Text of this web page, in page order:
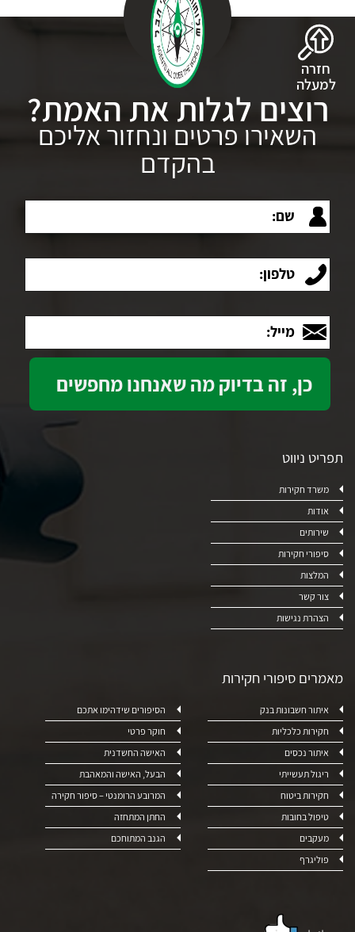
חזרה
למעלה
רוצים לגלות את האמת?
השאירו פרטים ונחזור אליכם
בהקדם
שם:
טלפון:
מייל:
תפריט ניווט
משרד חקירות
אודות
שירותים
סיפורי חקירות
המלצות
צור קשר
הצהרת נגישות
מאמרים סיפורי חקירות
איתור חשבונות בנק
חקירות כלכליות
איתור נכסים
ריגול תעשייתי
חקירות ביטוח
טיפול בחובות
מעקבים
פוליגרף
הסיפורים שידהימו אתכם
חוקר פרטי
האישה החשדנית
הבעל, האישה והמאהבת
המרובע הרומנטי – סיפור חקירה
החתן המתחזה
הגנב המתוחכם